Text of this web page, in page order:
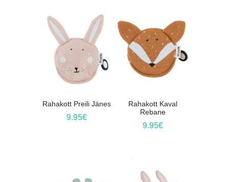
Rahakott Preili Jänes
9.95€
Rahakott Kaval
Rebane
9.95€